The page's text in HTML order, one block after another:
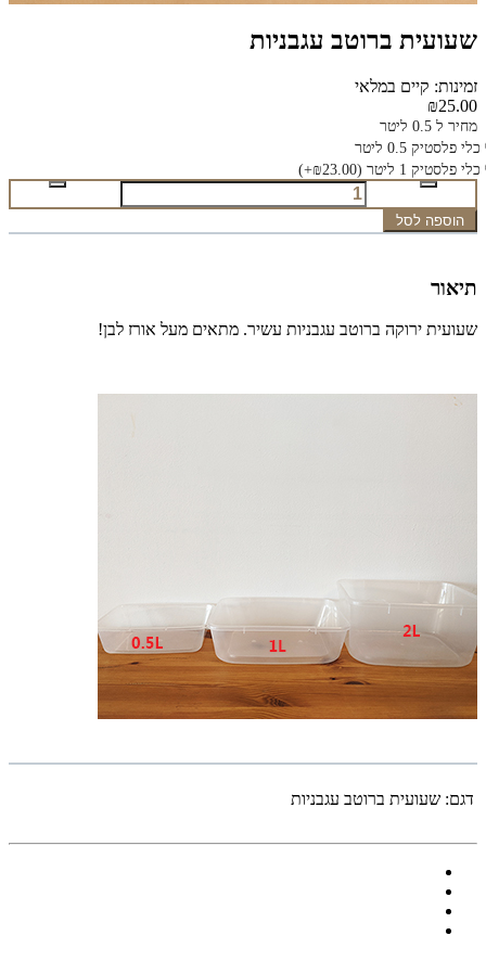
שעועית ברוטב עגבניות
זמינות: קיים במלאי
₪25.00
מחיר ל 0.5 ליטר
כלי פלסטיק 0.5 ליטר
כלי פלסטיק 1 ליטר
(₪23.00+)
הוספה לסל
תיאור
שעועית ירוקה ברוטב עגבניות עשיר. מתאים מעל אורז לבן!
דגם: שעועית ברוטב עגבניות